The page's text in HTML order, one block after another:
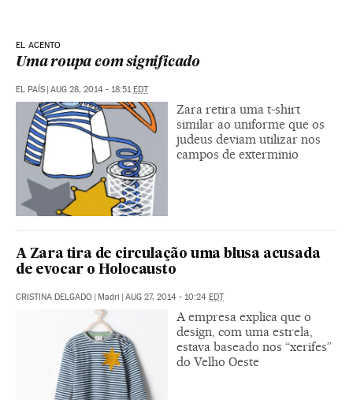
EL ACENTO
Uma roupa com significado
EL PAÍS | AUG 28, 2014 - 18:51EDT
Zara retira uma t-shirt
similar ao uniforme que os
judeus deviam utilizar nos
campos de exterminio
A Zara tira de circulação uma blusa acusada
de evocar o Holocausto
CRISTINA DELGADO | Madri | AUG 27, 2014 - 10:24 EDT
A empresa explica que o
design, com uma estrela,
estava baseado nos “xerifes”
do Velho Oeste